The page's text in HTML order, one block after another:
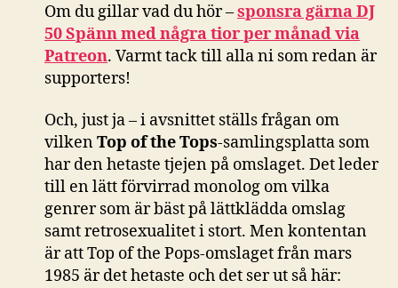
Om du gillar vad du hör –sponsra gärna DJ
50 Spänn med några tior per månad via
Patreon. Varmt tack till alla ni som redan är
supporters!
Och, just ja – i avsnittet ställs frågan om
vilkenTop of the Tops-samlingsplatta som
har den hetaste tjejen på omslaget. Det leder
till en lätt förvirrad monolog om vilka
genrer som är bäst på lättklädda omslag
samt retrosexualitet i stort. Men kontentan
är att Top of the Pops-omslaget från mars
1985 är det hetaste och det ser ut så här: